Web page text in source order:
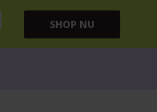
SHOP NU